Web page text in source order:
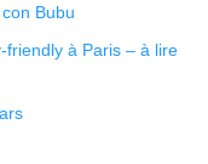
Bubu
friendly à Paris – à lire